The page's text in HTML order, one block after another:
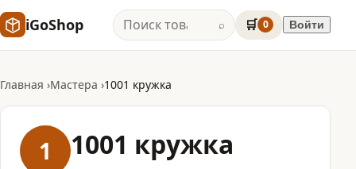
iGoShop ⌕ 🛒 0 Войти
Главная Мастера 1001 кружка
1 1001 кружка